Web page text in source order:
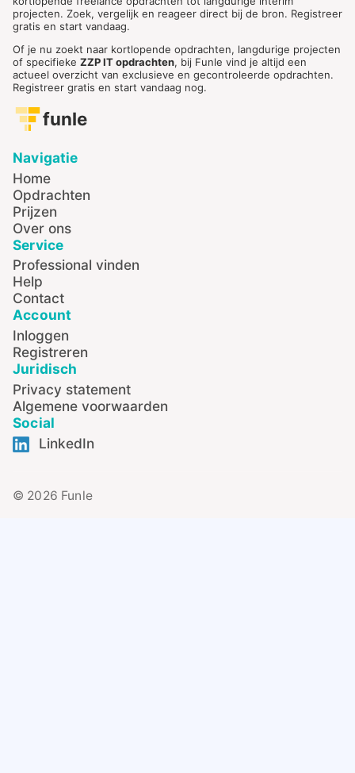
projecten. Zoek, vergelijk en reageer direct bij de bron. Registreer
gratis en start vandaag.
Of je nu zoekt naar kortlopende opdrachten, langdurige projecten
of specifieke ZZP IT opdrachten, bij Funle vind je altijd een
actueel overzicht van exclusieve en gecontroleerde opdrachten.
Registreer gratis en start vandaag nog.
funle
Navigatie
Home
Opdrachten
Prijzen
Over ons
Service
Professional vinden
Help
Contact
Account
Inloggen
Registreren
Juridisch
Privacy statement
Algemene voorwaarden
Social
LinkedIn
© 2026 Funle